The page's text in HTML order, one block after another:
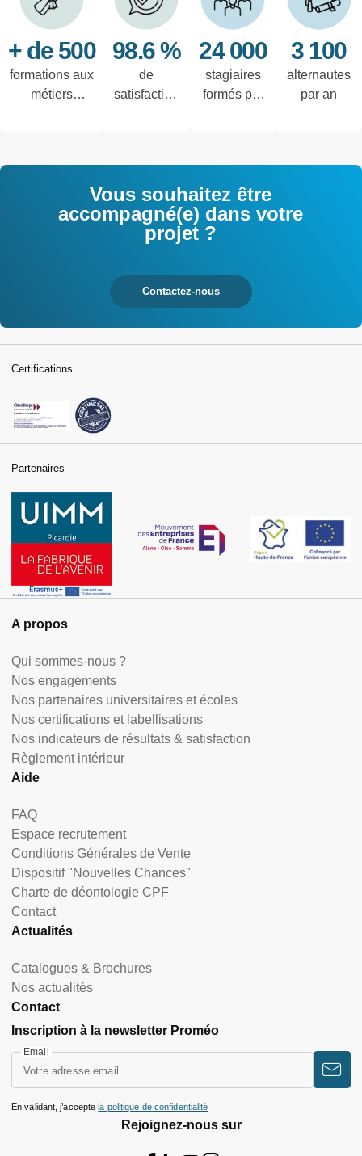
+ de 500
formations aux
métiers
98.6 %
de
satisfaction
24 000
stagiaires
formés par
3 100
alternautes
par an
Vous souhaitez être
accompagné(e) dans votre
projet ?
Contactez-nous
A propos
Qui sommes-nous ?
Nos engagements
Nos partenaires universitaires et écoles
Nos certifications et labellisations
Nos indicateurs de résultats & satisfaction
Règlement intérieur
Aide
FAQ
Espace recrutement
Conditions Générales de Vente
Dispositif "Nouvelles Chances"
Charte de déontologie CPF
Contact
Actualités
Catalogues & Brochures
Nos actualités
Contact
Rejoignez-nous sur
Inscription à la newsletter Proméo
Email
En validant, j’accepte la politique de confidentialité
Certifications
Partenaires